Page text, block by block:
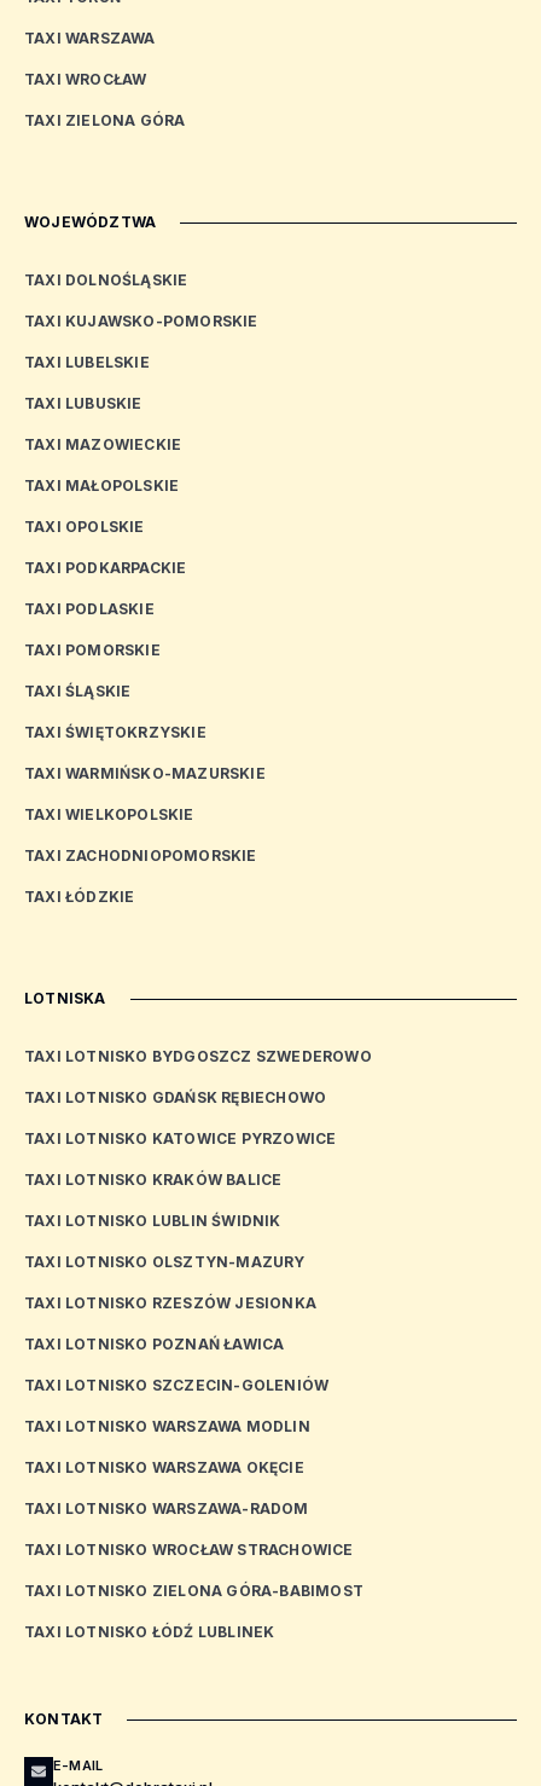
TAXI WARSZAWA
TAXI WROCŁAW
TAXI ZIELONA GÓRA
WOJEWÓDZTWA
TAXI DOLNOŚLĄSKIE
TAXI KUJAWSKO-POMORSKIE
TAXI LUBELSKIE
TAXI LUBUSKIE
TAXI MAZOWIECKIE
TAXI MAŁOPOLSKIE
TAXI OPOLSKIE
TAXI PODKARPACKIE
TAXI PODLASKIE
TAXI POMORSKIE
TAXI ŚLĄSKIE
TAXI ŚWIĘTOKRZYSKIE
TAXI WARMIŃSKO-MAZURSKIE
TAXI WIELKOPOLSKIE
TAXI ZACHODNIOPOMORSKIE
TAXI ŁÓDZKIE
LOTNISKA
TAXI LOTNISKO BYDGOSZCZ SZWEDEROWO
TAXI LOTNISKO GDAŃSK RĘBIECHOWO
TAXI LOTNISKO KATOWICE PYRZOWICE
TAXI LOTNISKO KRAKÓW BALICE
TAXI LOTNISKO LUBLIN ŚWIDNIK
TAXI LOTNISKO OLSZTYN-MAZURY
TAXI LOTNISKO RZESZÓW JESIONKA
TAXI LOTNISKO POZNAŃ ŁAWICA
TAXI LOTNISKO SZCZECIN-GOLENIÓW
TAXI LOTNISKO WARSZAWA MODLIN
TAXI LOTNISKO WARSZAWA OKĘCIE
TAXI LOTNISKO WARSZAWA-RADOM
TAXI LOTNISKO WROCŁAW STRACHOWICE
TAXI LOTNISKO ZIELONA GÓRA-BABIMOST
TAXI LOTNISKO ŁÓDŹ LUBLINEK
KONTAKT
E-MAIL